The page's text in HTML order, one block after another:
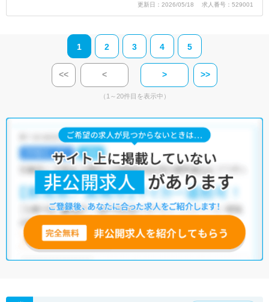
更新日：2026/05/18 求人番号：529001
1 2 3 4 5
<< < > >>
（1～20件目を表示中）